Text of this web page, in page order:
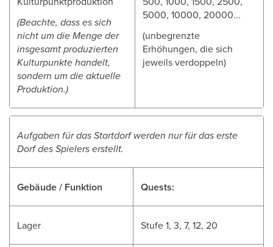
(Beachte, dass es sich
nicht um die Menge der
insgesamt produzierten
Kulturpunkte handelt,
sondern um die aktuelle
Produktion.)
5000, 10000, 20000...
(unbegrenzte
Erhöhungen, die sich
jeweils verdoppeln)
Aufgaben für das Startdorf werden nur für das erste
Dorf des Spielers erstellt.
Gebäude / Funktion Quests:
Lager Stufe 1, 3, 7, 12, 20